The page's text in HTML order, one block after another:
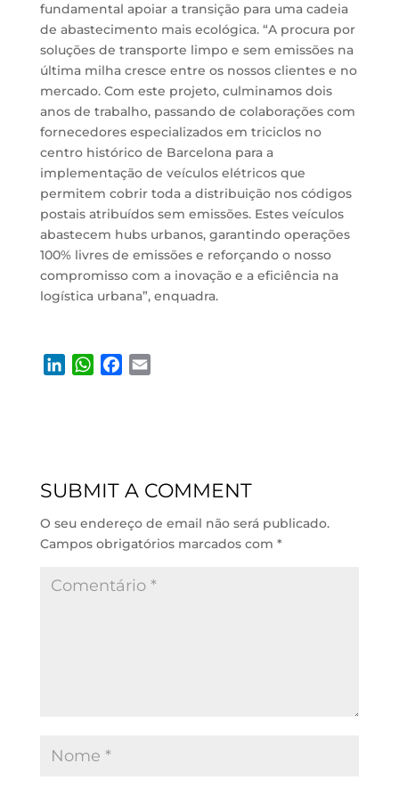
fundamental apoiar a transição para uma cadeia
de abastecimento mais ecológica. “A procura por
soluções de transporte limpo e sem emissões na
última milha cresce entre os nossos clientes e no
mercado. Com este projeto, culminamos dois
anos de trabalho, passando de colaborações com
fornecedores especializados em triciclos no
centro histórico de Barcelona para a
implementação de veículos elétricos que
permitem cobrir toda a distribuição nos códigos
postais atribuídos sem emissões. Estes veículos
abastecem hubs urbanos, garantindo operações
100% livres de emissões e reforçando o nosso
compromisso com a inovação e a eficiência na
logística urbana”, enquadra.
I
W
p
o
SUBMIT A COMMENT
O seu endereço de email não será publicado.
Campos obrigatórios marcados com *